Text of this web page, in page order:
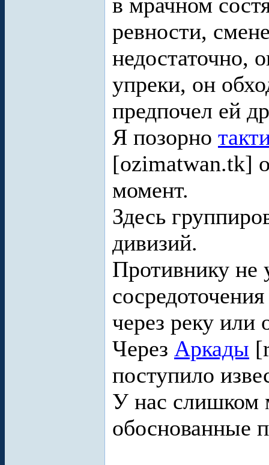
ревности,
недостаточно,
упреки, он
предпочел ей
Я позорно
[ozimatwan.tk]
момент.
Здесь
дивизий.
Противнику не
через реку или
Через Аркады
поступило
У нас слишком
обоснованные